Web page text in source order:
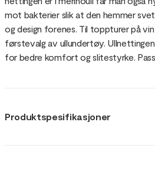
mot bakterier slik at den hemmer
og design forenes. Til toppturer på
førstevalg av ullundertøy.
for bedre komfort og slitestyrke.
Produktspesifikasjoner